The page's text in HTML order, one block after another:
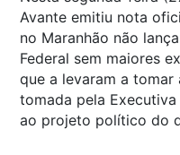
Avante emitiu nota
no Maranhão não
Federal sem maiores
que a levaram a tomar
tomada pela
ao projeto político do